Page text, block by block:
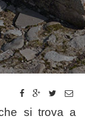
si trova a